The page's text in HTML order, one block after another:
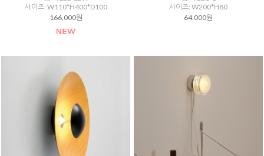
사이즈: W110*H400*D100
166,000원
사이즈: W200*H80
64,000원